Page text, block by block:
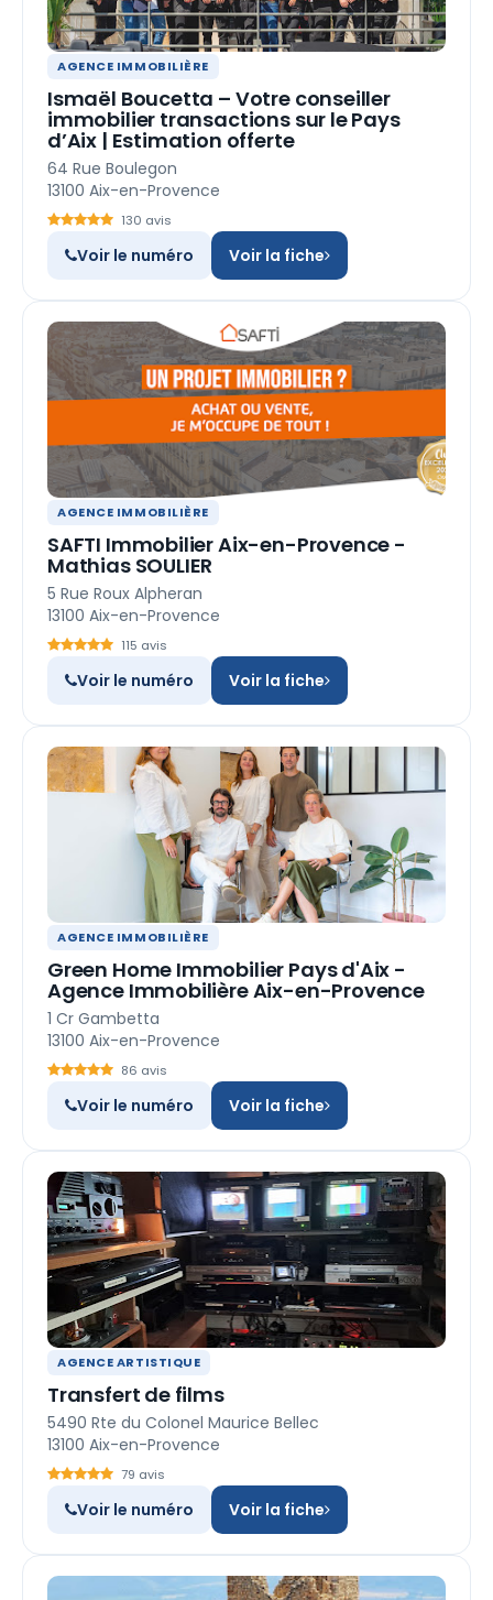
AGENCE IMMOBILIÈRE
Ismaël Boucetta – Votre conseiller
immobilier transactions sur le Pays
d’Aix | Estimation offerte
64 Rue Boulegon
13100 Aix-en-Provence
130 avis
Voir le numéro Voir la fiche
AGENCE IMMOBILIÈRE
SAFTI Immobilier Aix-en-Provence -
Mathias SOULIER
5 Rue Roux Alpheran
13100 Aix-en-Provence
115 avis
Voir le numéro Voir la fiche
AGENCE IMMOBILIÈRE
Green Home Immobilier Pays d'Aix -
Agence Immobilière Aix-en-Provence
1 Cr Gambetta
13100 Aix-en-Provence
86 avis
Voir le numéro Voir la fiche
AGENCE ARTISTIQUE
Transfert de films
5490 Rte du Colonel Maurice Bellec
13100 Aix-en-Provence
79 avis
Voir le numéro Voir la fiche